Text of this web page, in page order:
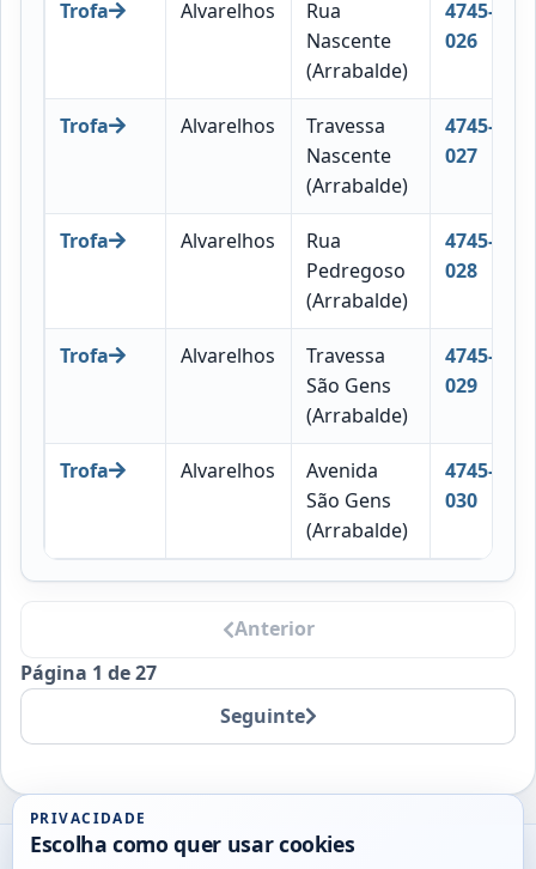
Trofa Alvarelhos
Rua
Nascente
(Arrabalde)
4745-
026
Trofa Alvarelhos
Travessa
Nascente
(Arrabalde)
4745-
027
Trofa Alvarelhos
Rua
Pedregoso
(Arrabalde)
4745-
028
Trofa Alvarelhos
Travessa
São Gens
(Arrabalde)
4745-
029
Trofa Alvarelhos
Avenida
São Gens
(Arrabalde)
4745-
030
Anterior
Página 1 de 27
Seguinte
Utils
PRIVACIDADE
Escolha como quer usar cookies